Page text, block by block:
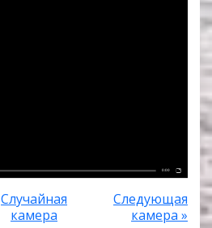
0:00
Случайная
камера
Следующая
камера »